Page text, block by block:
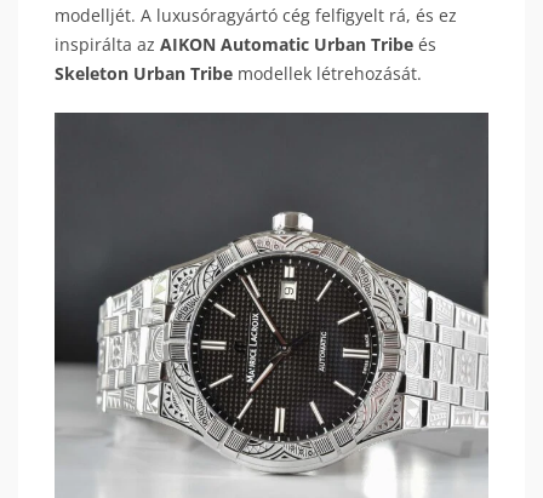
modelljét. A luxusóragyártó cég felfigyelt rá, és ez
inspirálta az AIKON Automatic Urban Tribe és
Skeleton Urban Tribe modellek létrehozását.